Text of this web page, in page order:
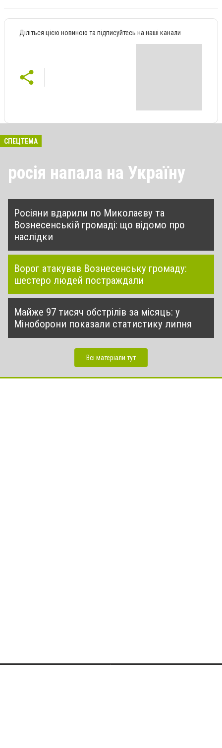
Діліться цією новиною та підписуйтесь на наші канали
СПЕЦТЕМА
росія напала на Україну
Росіяни вдарили по Миколаєву та
Вознесенській громаді: що відомо про
наслідки
Ворог атакував Вознесенську громаду:
шестеро людей постраждали
Майже 97 тисяч обстрілів за місяць: у
Міноборони показали статистику липня
Всі матеріали тут